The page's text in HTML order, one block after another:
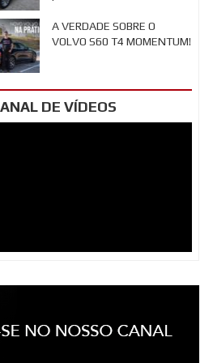
A VERDADE SOBRE O
VOLVO S60 T4 MOMENTUM!
DE VÍDEOS